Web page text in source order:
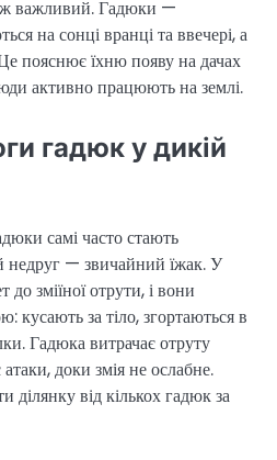
важливий. Гадюки —
на сонці вранці та ввечері, а
пояснює їхню появу на дачах
активно працюють на землі.
гадюк у дикій
самі часто стають
недруг — звичайний їжак. У
до зміїної отрути, і вони
кусають за тіло, згортаються в
Гадюка витрачає отруту
доки змія не ослабне.
ділянку від кількох гадюк за